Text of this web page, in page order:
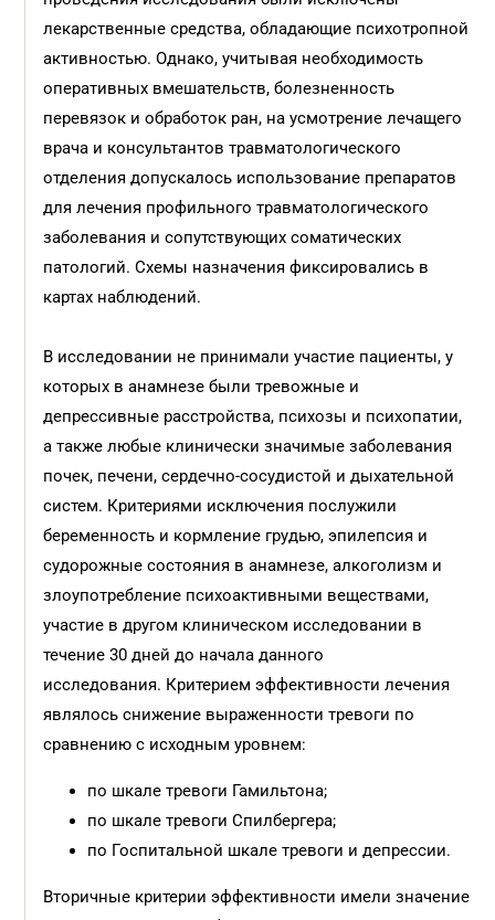
лекарственные средства, обладающие психотропной
активностью. Однако, учитывая необходимость
оперативных вмешательств, болезненность
перевязок и обработок ран, на усмотрение лечащего
врача и консультантов травматологического
отделения допускалось использование препаратов
для лечения профильного травматологического
заболевания и сопутствующих соматических
патологий. Схемы назначения фиксировались в
картах наблюдений.
В исследовании не принимали участие пациенты, у
которых в анамнезе были тревожные и
депрессивные расстройства, психозы и психопатии,
а также любые клинически значимые заболевания
почек, печени, сердечно-сосудистой и дыхательной
систем. Критериями исключения послужили
беременность и кормление грудью, эпилепсия и
судорожные состояния в анамнезе, алкоголизм и
злоупотребление психоактивными веществами,
участие в другом клиническом исследовании в
течение 30 дней до начала данного
исследования. Критерием эффективности лечения
являлось снижение выраженности тревоги по
сравнению с исходным уровнем:
по шкале тревоги Гамильтона;
по шкале тревоги Спилбергера;
по Госпитальной шкале тревоги и депрессии.
Вторичные критерии эффективности имели значение